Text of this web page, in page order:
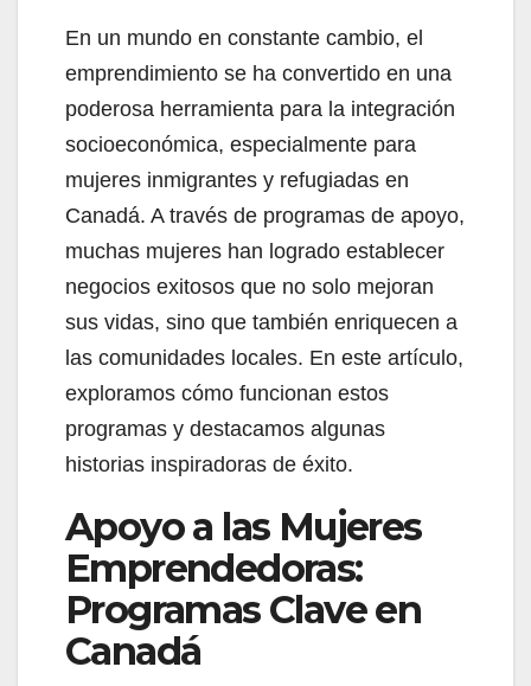
En un mundo en constante cambio, el
emprendimiento se ha convertido en una
poderosa herramienta para la integración
socioeconómica, especialmente para
mujeres inmigrantes y refugiadas en
Canadá. A través de programas de apoyo,
muchas mujeres han logrado establecer
negocios exitosos que no solo mejoran
sus vidas, sino que también enriquecen a
las comunidades locales. En este artículo,
exploramos cómo funcionan estos
programas y destacamos algunas
historias inspiradoras de éxito.
Apoyo a las Mujeres
Emprendedoras:
Programas Clave en
Canadá